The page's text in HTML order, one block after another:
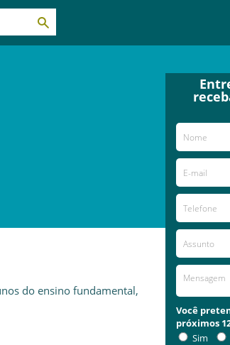
do ensino fundamental,
Você
próximos
Sim